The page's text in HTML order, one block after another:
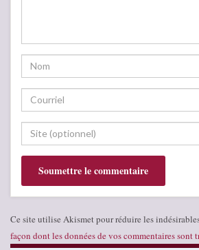
Ce site utilise Akismet pour réduire les
façon dont les données de vos commentaires sont